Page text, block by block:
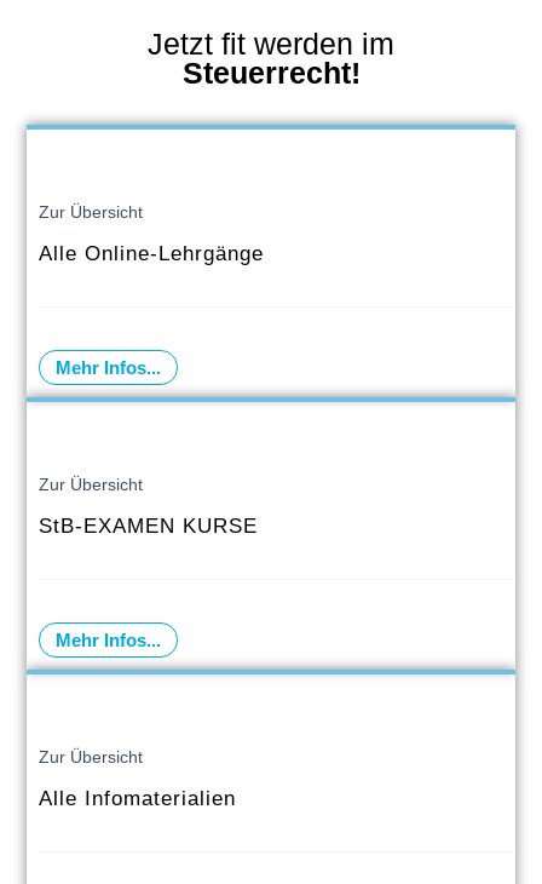
Jetzt fit werden im
Steuerrecht!
Zur Übersicht
Alle Online-Lehrgänge
Mehr Infos...
Zur Übersicht
StB-EXAMEN KURSE
Mehr Infos...
Zur Übersicht
Alle Infomaterialien